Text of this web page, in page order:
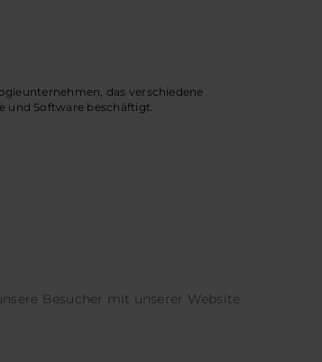
das verschiedene
und Software beschäftigt.
Besucher mit unserer Website